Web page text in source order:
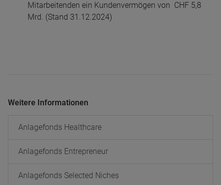
Mitarbeitenden ein Kundenvermögen von CHF 5,8
Mrd. (Stand 31.12.2024)
Weitere Informationen
Anlagefonds Healthcare
Anlagefonds Entrepreneur
Anlagefonds Selected Niches